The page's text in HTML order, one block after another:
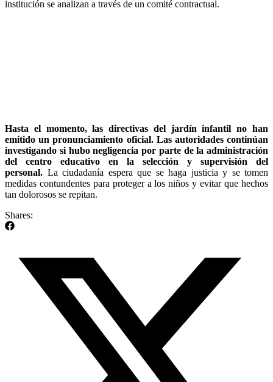
institución se analizan a través de un comité contractual.
Hasta el momento, las directivas del jardín infantil no han
emitido un pronunciamiento oficial. Las autoridades continúan
investigando si hubo negligencia por parte de la administración
del centro educativo en la selección y supervisión del
personal. La ciudadanía espera que se haga justicia y se tomen
medidas contundentes para proteger a los niños y evitar que hechos
tan dolorosos se repitan.
Shares: